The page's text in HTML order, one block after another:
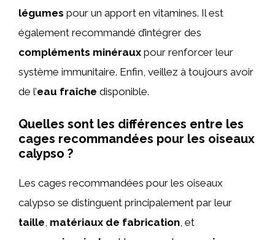
légumes pour un apport en vitamines. Il est
également recommandé d’intégrer des
compléments minéraux pour renforcer leur
système immunitaire. Enfin, veillez à toujours avoir
de l’eau fraîche disponible.
Quelles sont les différences entre les
cages recommandées pour les oiseaux
calypso ?
Les cages recommandées pour les oiseaux
calypso se distinguent principalement par leur
taille, matériaux de fabrication, et